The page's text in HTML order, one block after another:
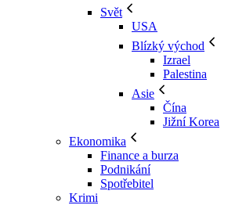
Svět
USA
Blízký východ
Izrael
Palestina
Asie
Čína
Jižní Korea
Ekonomika
Finance a burza
Podnikání
Spotřebitel
Krimi